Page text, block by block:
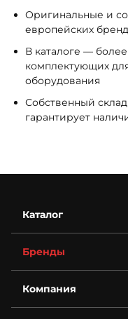
Оригинальные и
европейских
В каталоге —
комплектующих
оборудования
Собственный
гарантирует
Каталог
Бренды
Компания